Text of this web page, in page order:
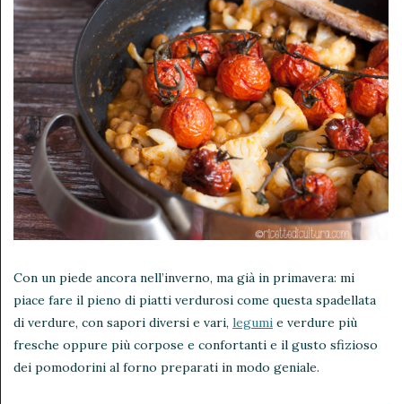
Con un piede ancora nell’inverno, ma già in primavera: mi
piace fare il pieno di piatti verdurosi come questa spadellata
di verdure, con sapori diversi e vari, legumi e verdure più
fresche oppure più corpose e confortanti e il gusto sfizioso
dei pomodorini al forno preparati in modo geniale.